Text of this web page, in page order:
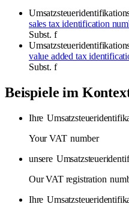
sales tax identification
Subst. f
value added tax
Subst. f
Beispiele im
Ihre
Your VAT number
unsere
Our VAT registration
Ihre